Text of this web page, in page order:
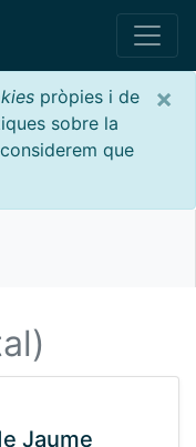
×
pròpies i de
sobre la
que
Jaume